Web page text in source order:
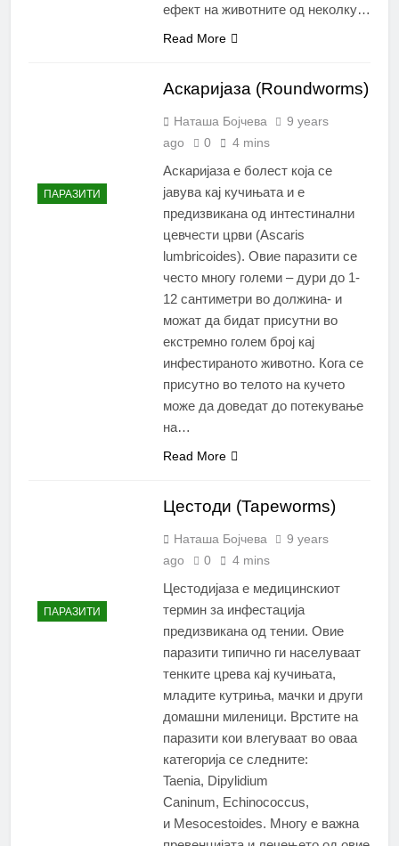
ефект на животните од неколку…
Read More
ПАРАЗИТИ
Аскаријаза (Roundworms)
Наташа Бојчева
9 years
ago
0 4 mins
Аскаријаза е болест која се
јавува кај кучињата и е
предизвикана од интестинални
цевчести црви (Ascaris
lumbricoides). Овие паразити се
често многу големи – дури до 1-
12 сантиметри во должина- и
можат да бидат присутни во
екстремно голем број кај
инфестираното животно. Кога се
присутно во телото на кучето
може да доведат до потекување
на…
Read More
ПАРАЗИТИ
Цестоди (Tapeworms)
Наташа Бојчева
9 years
ago
0 4 mins
Цестодијаза е медицинскиот
термин за инфестација
предизвикана од тении. Овие
паразити типично ги населуваат
тенките црева кај кучињата,
младите кутриња, мачки и други
домашни миленици. Врстите на
паразити кои влегуваат во оваа
категорија се следните:
Taenia, Dipylidium
Caninum, Echinococcus,
и Mesocestoides. Многу е важна